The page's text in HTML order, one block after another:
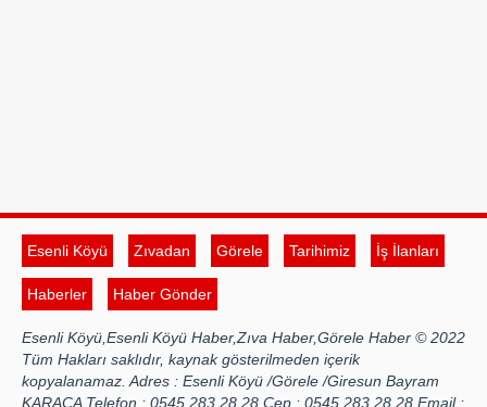
Esenli Köyü Zıvadan Görele Tarihimiz İş İlanları
Haberler Haber Gönder
Esenli Köyü,Esenli Köyü Haber,Zıva Haber,Görele Haber © 2022
Tüm Hakları saklıdır, kaynak gösterilmeden içerik
kopyalanamaz. Adres : Esenli Köyü /Görele /Giresun Bayram
KARACA Telefon : 0545 283 28 28 Cep : 0545 283 28 28 Email :